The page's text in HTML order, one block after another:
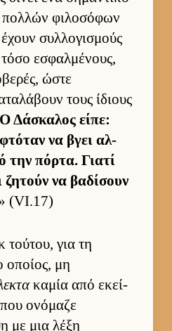
πολ­λών φιλοσόφων
συλ­λογισμούς
εσφαλ­μένους,
ώστε
τους ίδιους
Ο Δάσκαλος εί­πε:
να βγει αλ­
την πόρ­τα. Γιατί
να βαδίσουν
(VI.17)
για τη
οποί­ος, μη
καμία από εκεί­
που ονόμαζε
με μια λέξη